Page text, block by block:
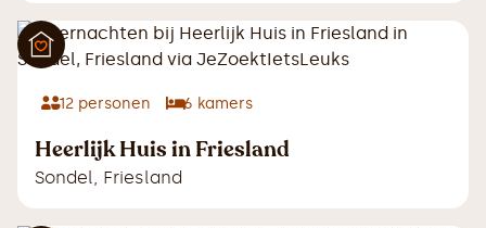
12 personen 6 kamers
Heerlijk Huis in Friesland
Sondel Friesland